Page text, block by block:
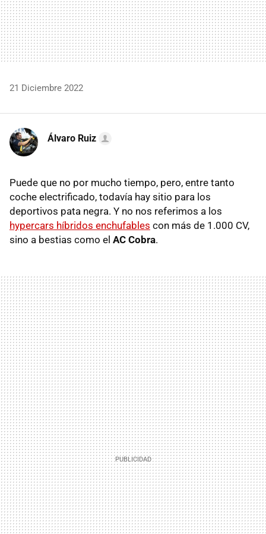
21 Diciembre 2022
Álvaro Ruiz
Puede que no por mucho tiempo, pero, entre tanto
coche electrificado, todavía hay sitio para los
deportivos pata negra. Y no nos referimos a los
hypercars híbridos enchufables con más de 1.000 CV,
sino a bestias como el AC Cobra.